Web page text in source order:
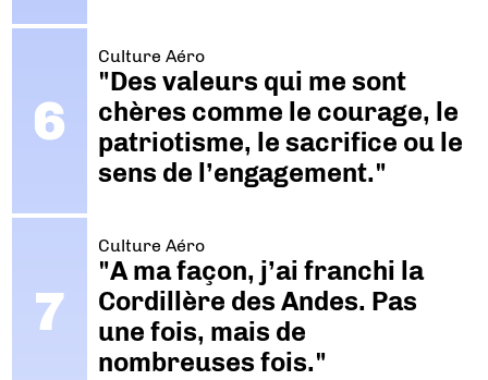
Culture Aéro
"Des valeurs qui me sont
chères comme le courage, le
patriotisme, le sacrifice ou le
sens de l’engagement."
Culture Aéro
"A ma façon, j’ai franchi la
Cordillère des Andes. Pas
une fois, mais de
nombreuses fois."